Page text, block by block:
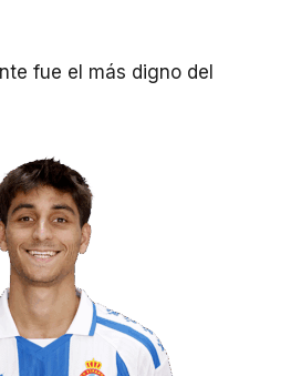
fue el más digno del